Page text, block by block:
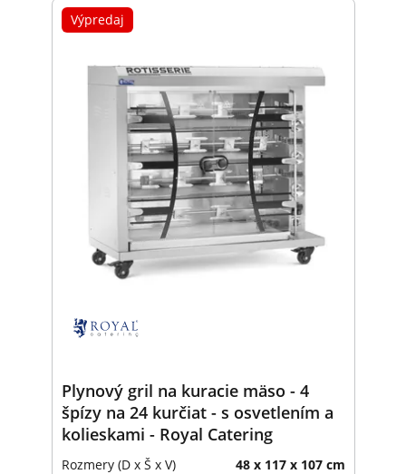
Výpredaj
Plynový gril na kuracie mäso - 4
špízy na 24 kurčiat - s osvetlením a
kolieskami - Royal Catering
Rozmery (D x Š x V) 48 x 117 x 107 cm